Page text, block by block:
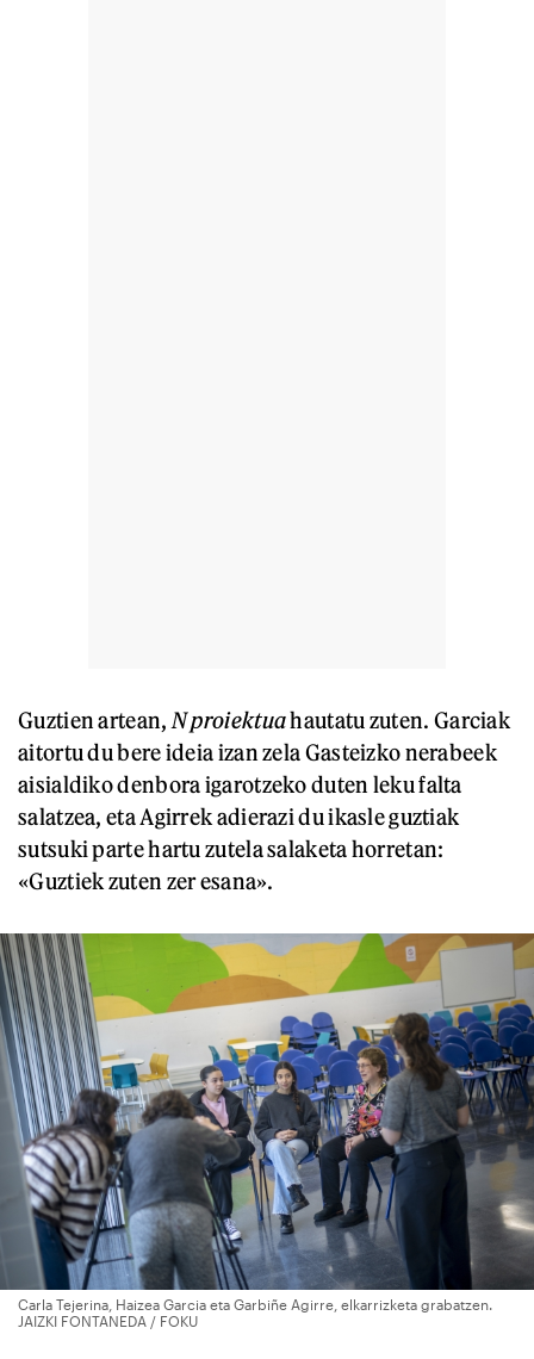
Guztien artean, N proiektuahautatu zuten. Garciak
aitortu du bere ideia izan zela Gasteizko nerabeek
aisialdiko denbora igarotzeko duten leku falta
salatzea, eta Agirrek adierazi du ikasle guztiak
sutsuki parte hartu zutela salaketa horretan:
«Guztiek zuten zer esana».
Carla Tejerina, Haizea Garcia eta Garbiñe Agirre, elkarrizketa grabatzen.
JAIZKI FONTANEDA / FOKU